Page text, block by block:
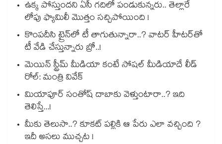
ఉక్క పోస్తుందని ఏసీ గదిలో పండుకున్నరు.. తెల్లారే
లోపు ఫ్యామిలీ మొత్తం సచ్చిపోయింది !
కొంపదీసి ట్రైన్⁬లో టీ తాగుతున్నారా..? వాటర్ హీటర్⁭⁭తో
టీ వేడి చేస్తున్నారు బ్రో..!
మెయిన్ స్ట్రీమ్ మీడియా కంటే సోషల్ మీడియాదే లీడ్
రోల్: మంత్రి వివేక్
మియాపూర్ సంతోష్ దాబాకు వెళ్తుంటారా..? ఇది
తెలిస్తే...!
మీకు తెలుసా..? కూకట్ పల్లికి ఆ పేరు ఎలా వచ్చింది ?
ఇదీ అసలు ముచ్చట !